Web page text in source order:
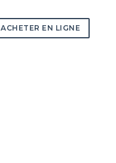
ACHETER EN LIGNE